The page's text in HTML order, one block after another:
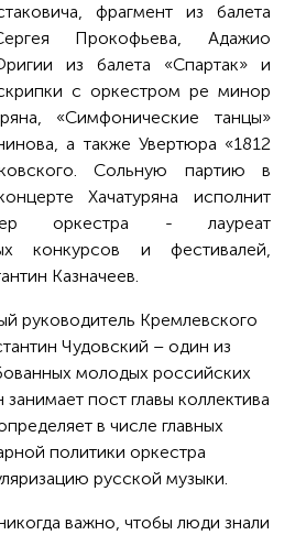
фрагмент из балета
Прокофьева, Адажио
из балета «Спартак» и
с оркестром ре минор
«Симфонические танцы»
а также Увертюра «1812
Сольную партию в
Хачатуряна исполнит
оркестра - лауреат
конкурсов и фестивалей,
Казначеев.
руководитель Кремлевского
Чудовский – один из
молодых российских
пост главы коллектива
в числе главных
политики оркестра
русской музыки.
важно, чтобы люди знали